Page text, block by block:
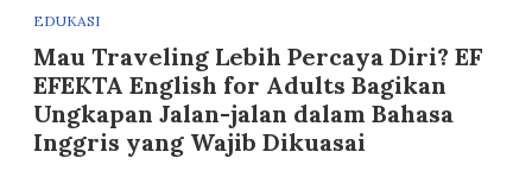
EDUKASI
Mau Traveling Lebih Percaya Diri? EF
EFEKTA English for Adults Bagikan
Ungkapan Jalan-jalan dalam Bahasa
Inggris yang Wajib Dikuasai